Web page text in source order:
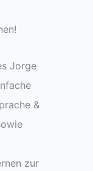
Jorge
&
zur